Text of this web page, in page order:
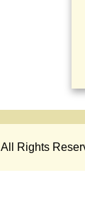
All Rights